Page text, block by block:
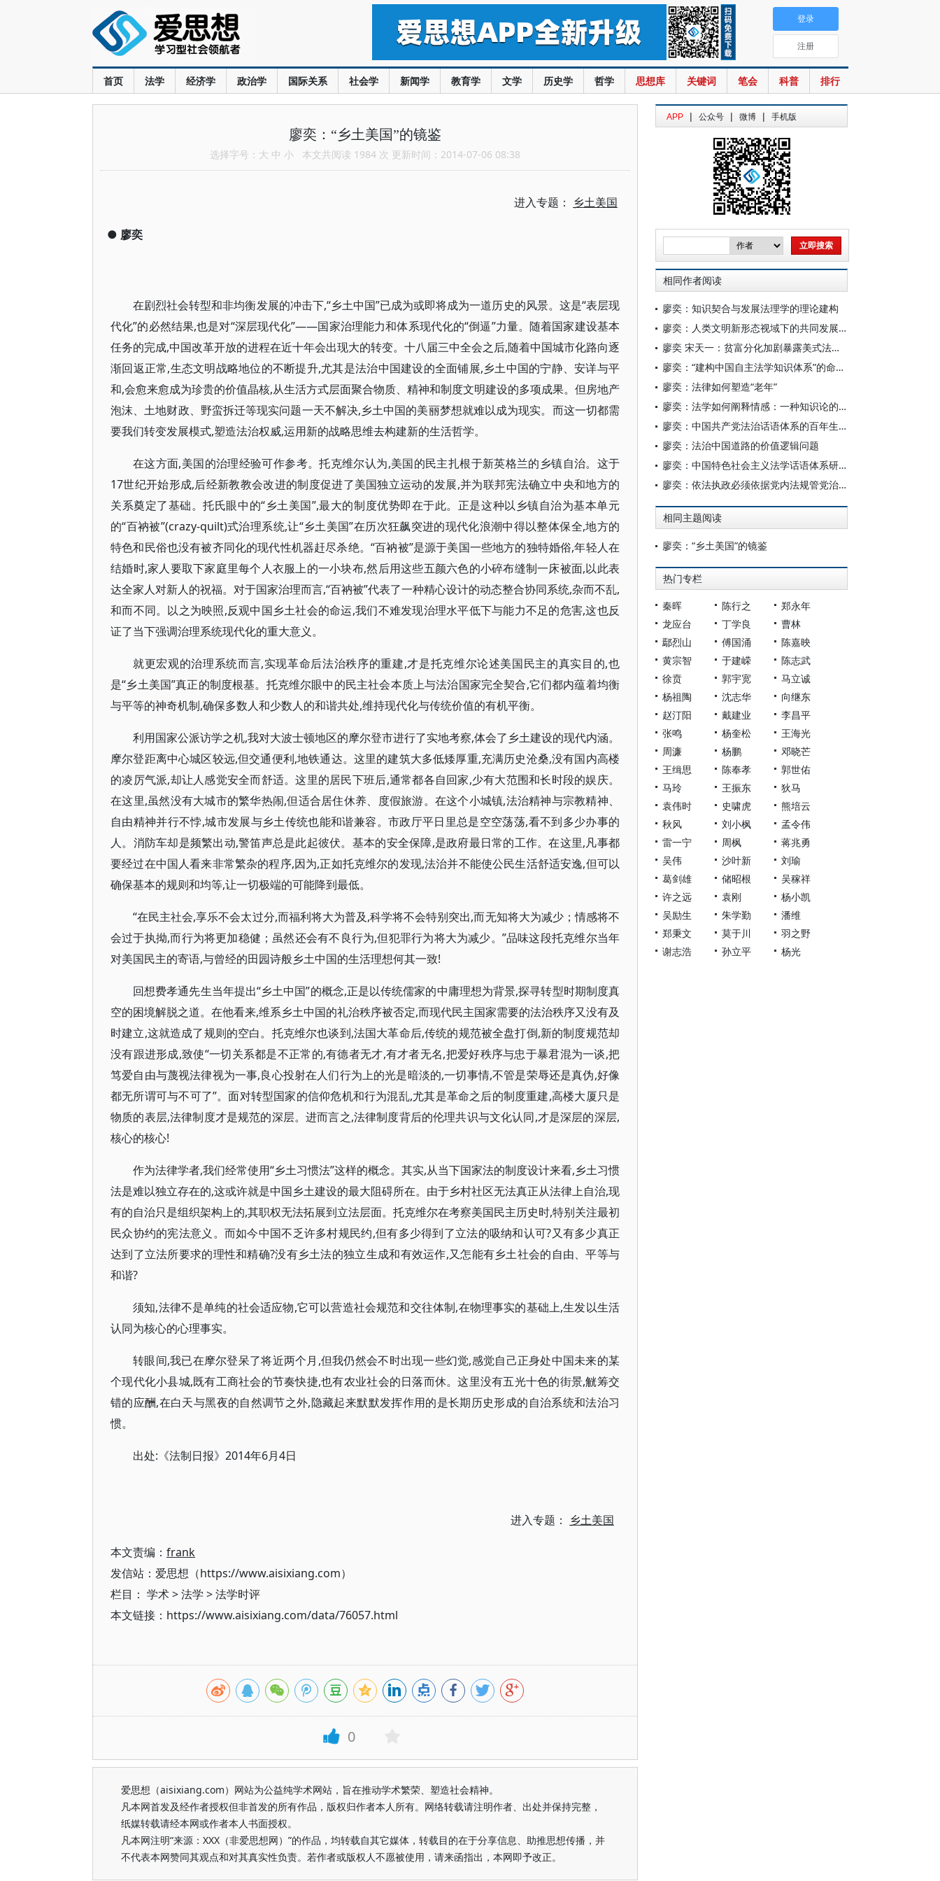
首页 法学 经济学 政治学 国际关系 社会学 新闻学 教育学 文学 历史学 哲学 思想库 关键词 笔会 科普 排行
登录
注册
廖奕：“乡土美国”的镜鉴
选择字号： 大 中 小 本文共阅读 1984 次 更新时间：2014-07-06 08:38
进入专题： 乡土美国
● 廖奕
在剧烈社会转型和非均衡发展的冲击下,“乡土中国”已成为或即将成为一道历史的风景。这是“表层现
代化”的必然结果,也是对“深层现代化”——国家治理能力和体系现代化的“倒逼”力量。随着国家建设基本
任务的完成,中国改革开放的进程在近十年会出现大的转变。十八届三中全会之后,随着中国城市化路向逐
渐回返正常,生态文明战略地位的不断提升,尤其是法治中国建设的全面铺展,乡土中国的宁静、安详与平
和,会愈来愈成为珍贵的价值晶核,从生活方式层面聚合物质、精神和制度文明建设的多项成果。但房地产
泡沫、土地财政、野蛮拆迁等现实问题一天不解决,乡土中国的美丽梦想就难以成为现实。而这一切都需
要我们转变发展模式,塑造法治权威,运用新的战略思维去构建新的生活哲学。
在这方面,美国的治理经验可作参考。托克维尔认为,美国的民主扎根于新英格兰的乡镇自治。这于
17世纪开始形成,后经新教教会改进的制度促进了美国独立运动的发展,并为联邦宪法确立中央和地方的
关系奠定了基础。托氏眼中的“乡土美国”,最大的制度优势即在于此。正是这种以乡镇自治为基本单元
的“百衲被”(crazy-quilt)式治理系统,让“乡土美国”在历次狂飙突进的现代化浪潮中得以整体保全,地方的
特色和民俗也没有被齐同化的现代性机器赶尽杀绝。“百衲被”是源于美国一些地方的独特婚俗,年轻人在
结婚时,家人要取下家庭里每个人衣服上的一小块布,然后用这些五颜六色的小碎布缝制一床被面,以此表
达全家人对新人的祝福。对于国家治理而言,“百衲被”代表了一种精心设计的动态整合协同系统,杂而不乱,
和而不同。以之为映照,反观中国乡土社会的命运,我们不难发现治理水平低下与能力不足的危害,这也反
证了当下强调治理系统现代化的重大意义。
就更宏观的治理系统而言,实现革命后法治秩序的重建,才是托克维尔论述美国民主的真实目的,也
是“乡土美国”真正的制度根基。托克维尔眼中的民主社会本质上与法治国家完全契合,它们都内蕴着均衡
与平等的神奇机制,确保多数人和少数人的和谐共处,维持现代化与传统价值的有机平衡。
利用国家公派访学之机,我对大波士顿地区的摩尔登市进行了实地考察,体会了乡土建设的现代内涵。
摩尔登距离中心城区较远,但交通便利,地铁通达。这里的建筑大多低矮厚重,充满历史沧桑,没有国内高楼
的凌厉气派,却让人感觉安全而舒适。这里的居民下班后,通常都各自回家,少有大范围和长时段的娱庆。
在这里,虽然没有大城市的繁华热闹,但适合居住休养、度假旅游。在这个小城镇,法治精神与宗教精神、
自由精神并行不悖,城市发展与乡土传统也能和谐兼容。市政厅平日里总是空空荡荡,看不到多少办事的
人。消防车却是频繁出动,警笛声总是此起彼伏。基本的安全保障,是政府最日常的工作。在这里,凡事都
要经过在中国人看来非常繁杂的程序,因为,正如托克维尔的发现,法治并不能使公民生活舒适安逸,但可以
确保基本的规则和均等,让一切极端的可能降到最低。
“在民主社会,享乐不会太过分,而福利将大为普及,科学将不会特别突出,而无知将大为减少；情感将不
会过于执拗,而行为将更加稳健；虽然还会有不良行为,但犯罪行为将大为减少。”品味这段托克维尔当年
对美国民主的寄语,与曾经的田园诗般乡土中国的生活理想何其一致!
回想费孝通先生当年提出“乡土中国”的概念,正是以传统儒家的中庸理想为背景,探寻转型时期制度真
空的困境解脱之道。在他看来,维系乡土中国的礼治秩序被否定,而现代民主国家需要的法治秩序又没有及
时建立,这就造成了规则的空白。托克维尔也谈到,法国大革命后,传统的规范被全盘打倒,新的制度规范却
没有跟进形成,致使“一切关系都是不正常的,有德者无才,有才者无名,把爱好秩序与忠于暴君混为一谈,把
笃爱自由与蔑视法律视为一事,良心投射在人们行为上的光是暗淡的,一切事情,不管是荣辱还是真伪,好像
都无所谓可与不可了”。面对转型国家的信仰危机和行为混乱,尤其是革命之后的制度重建,高楼大厦只是
物质的表层,法律制度才是规范的深层。进而言之,法律制度背后的伦理共识与文化认同,才是深层的深层,
核心的核心!
作为法律学者,我们经常使用“乡土习惯法”这样的概念。其实,从当下国家法的制度设计来看,乡土习惯
法是难以独立存在的,这或许就是中国乡土建设的最大阻碍所在。由于乡村社区无法真正从法律上自治,现
有的自治只是组织架构上的,其职权无法拓展到立法层面。托克维尔在考察美国民主历史时,特别关注最初
民众协约的宪法意义。而如今中国不乏许多村规民约,但有多少得到了立法的吸纳和认可?又有多少真正
达到了立法所要求的理性和精确?没有乡土法的独立生成和有效运作,又怎能有乡土社会的自由、平等与
和谐?
须知,法律不是单纯的社会适应物,它可以营造社会规范和交往体制,在物理事实的基础上,生发以生活
认同为核心的心理事实。
转眼间,我已在摩尔登呆了将近两个月,但我仍然会不时出现一些幻觉,感觉自己正身处中国未来的某
个现代化小县城,既有工商社会的节奏快捷,也有农业社会的日落而休。这里没有五光十色的街景,觥筹交
错的应酬,在白天与黑夜的自然调节之外,隐藏起来默默发挥作用的是长期历史形成的自治系统和法治习
惯。
出处:《法制日报》2014年6月4日
进入专题： 乡土美国
本文责编： frank
发信站：爱思想（https://www.aisixiang.com）
栏目： 学术>法学 >法学时评
本文链接：https://www.aisixiang.com/data/76057.html
0
爱思想（aisixiang.com）网站为公益纯学术网站，旨在推动学术繁荣、塑造社会精神。
凡本网首发及经作者授权但非首发的所有作品，版权归作者本人所有。网络转载请注明作者、出处并保持完整，
纸媒转载请经本网或作者本人书面授权。
凡本网注明“来源：XXX（非爱思想网）”的作品，均转载自其它媒体，转载目的在于分享信息、助推思想传播，并
不代表本网赞同其观点和对其真实性负责。若作者或版权人不愿被使用，请来函指出，本网即予改正。
APP | 公众号 | 微博 | 手机版
相同作者阅读
廖奕：知识契合与发展法理学的理论建构
廖奕：人类文明新形态视域下的共同发展权——中国实践与全球方案
廖奕 宋天一：贫富分化加剧暴露美式法治真相
廖奕：“建构中国自主法学知识体系”的命题阐释
廖奕：法律如何塑造“老年”
廖奕：法学如何阐释情感：一种知识论的反思
廖奕：中国共产党法治话语体系的百年生成
廖奕：法治中国道路的价值逻辑问题
廖奕：中国特色社会主义法学话语体系研究反思
廖奕：依法执政必须依据党内法规管党治党
相同主题阅读
廖奕：“乡土美国”的镜鉴
热门专栏
秦晖 陈行之
郑永年
龙应台
丁学良
曹林
鄢烈山
傅国涌
陈嘉映
黄宗智
于建嵘
陈志武
徐贲
郭宇宽
马立诚
杨祖陶
沈志华
向继东
赵汀阳
戴建业
李昌平
张鸣
杨奎松
王海光
周濂
杨鹏
邓晓芒
王缉思
陈奉孝
郭世佑
马玲
王振东
狄马
袁伟时
史啸虎
熊培云
秋风
刘小枫
孟令伟
雷一宁
周枫
蒋兆勇
吴伟
沙叶新
刘瑜
葛剑雄
储昭根
吴稼祥
许之远
袁刚
杨小凯
吴励生
朱学勤
潘维
郑秉文
莫于川
羽之野
谢志浩
孙立平 杨光